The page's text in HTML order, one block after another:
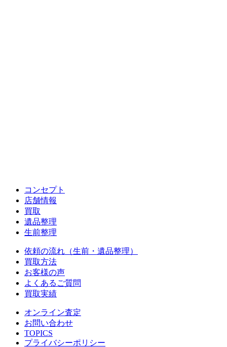
コンセプト
店舗情報
買取
遺品整理
生前整理
依頼の流れ（生前・遺品整理）
買取方法
お客様の声
よくあるご質問
買取実績
オンライン査定
お問い合わせ
TOPICS
プライバシーポリシー